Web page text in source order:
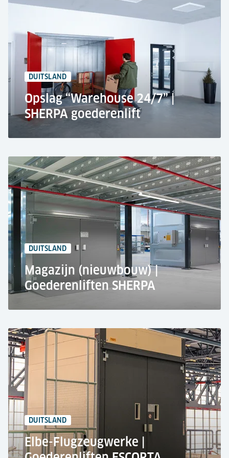
Mönchengladbach
Distributiecentrum
Om een hoge doorvoer te garanderen
12x SHERPA goederenliften
600 kg & 1.200 kg Hefvermogen
DUITSLAND
Opslag “Warehouse 24/7” |
SHERPA goederenlift
Hartmann International's 'Lager24/7', Paderborn
Zelfopslag
Drie verdiepingen
SHERPA goederenlift
1.500 kg Hefvermogen
DUITSLAND
Magazijn (nieuwbouw) |
Goederenliften SHERPA
Magazijn, Mönchengladbach
Magazijn
Putloze liftplanning zorgt voor toekomstige hal
flexibiliteit
2x SHERPA goederenliften
2x 1.000 kg Hefvermogen
DUITSLAND
Elbe-Flugzeugwerke |